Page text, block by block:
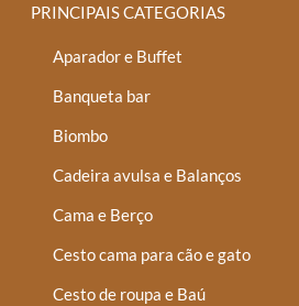
PRINCIPAIS CATEGORIAS
Aparador e Buffet
Banqueta bar
Biombo
Cadeira avulsa e Balanços
Cama e Berço
Cesto cama para cão e gato
Cesto de roupa e Baú